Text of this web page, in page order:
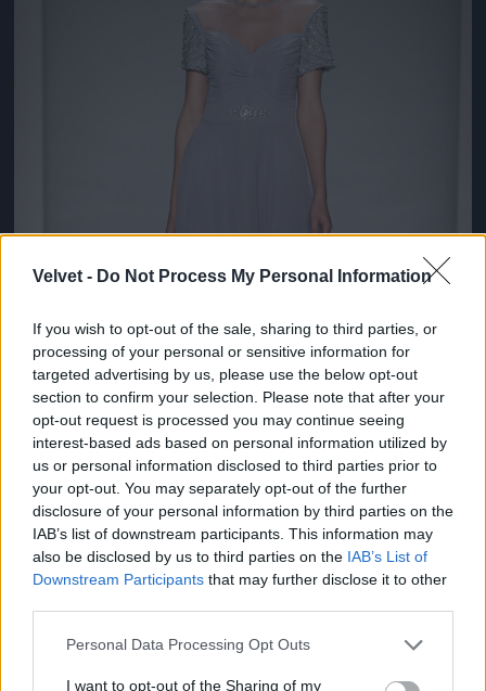
Velvet - Do Not Process My Personal Information
If you wish to opt-out of the sale, sharing to third parties, or
processing of your personal or sensitive information for
targeted advertising by us, please use the below opt-out
section to confirm your selection. Please note that after your
opt-out request is processed you may continue seeing
interest-based ads based on personal information utilized by
us or personal information disclosed to third parties prior to
your opt-out. You may separately opt-out of the further
disclosure of your personal information by third parties on the
IAB’s list of downstream participants. This information may
also be disclosed by us to third parties on the IAB’s List of
Downstream Participants that may further disclose it to other
Please note that this website/app uses one or more Google
not limited to your visit or usage behaviour. You may click to
Personal Data Processing Opt Outs
I want to opt-out of the Sharing of my
Hát nem egy tipikus menyasszonyi ruha, ugye?
Fotó: JP Yim / Getty Images Hungary #8